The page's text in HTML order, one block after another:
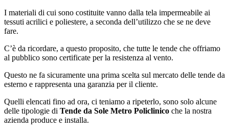
I materiali di cui sono costituite vanno dalla tela impermeabile ai
tessuti acrilici e poliestere, a seconda dell’utilizzo che se ne deve
fare.
C’è da ricordare, a questo proposito, che tutte le tende che offriamo
al pubblico sono certificate per la resistenza al vento.
Questo ne fa sicuramente una prima scelta sul mercato delle tende da
esterno e rappresenta una garanzia per il cliente.
Quelli elencati fino ad ora, ci teniamo a ripeterlo, sono solo alcune
delle tipologie di Tende da Sole Metro Policlinico che la nostra
azienda produce e installa.